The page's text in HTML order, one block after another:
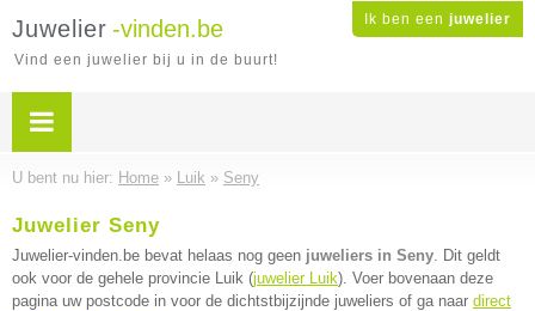
Ik ben een juwelier
Juwelier -vinden.be
Vind een juwelier bij u in de buurt!
U bent nu hier: Home » Luik » Seny
Juwelier Seny
Juwelier-vinden.be bevat helaas nog geen juweliers in Seny. Dit geldt
ook voor de gehele provincie Luik (juwelier Luik). Voer bovenaan deze
pagina uw postcode in voor de dichtstbijzijnde juweliers of ga naar direct